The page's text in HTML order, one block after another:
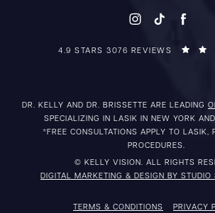
4.9 STARS 3076 REVIEWS
DR. KELLY AND DR. BRISSETTE ARE LEADING
SPECIALIZING IN LASIK IN NEW YORK
*FREE CONSULTATIONS APPLY TO LASIK,
PROCEDURES.
© KELLY VISION. ALL RIGHTS
DIGITAL MARKETING & DESIGN BY
TERMS & CONDITIONS PRIVACY